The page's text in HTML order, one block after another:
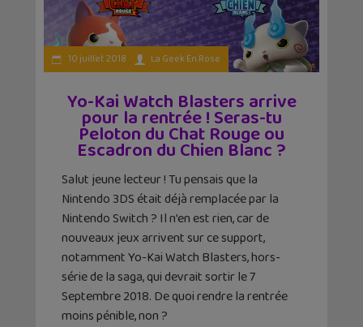
10 juillet 2018 La Geek En Rose
Yo-Kai Watch Blasters arrive
pour la rentrée ! Seras-tu
Peloton du Chat Rouge ou
Escadron du Chien Blanc ?
Salut jeune lecteur ! Tu pensais que la
Nintendo 3DS était déjà remplacée par la
Nintendo Switch ? Il n’en est rien, car de
nouveaux jeux arrivent sur ce support,
notamment Yo-Kai Watch Blasters, hors-
série de la saga, qui devrait sortir le 7
Septembre 2018. De quoi rendre la rentrée
moins pénible, non ?